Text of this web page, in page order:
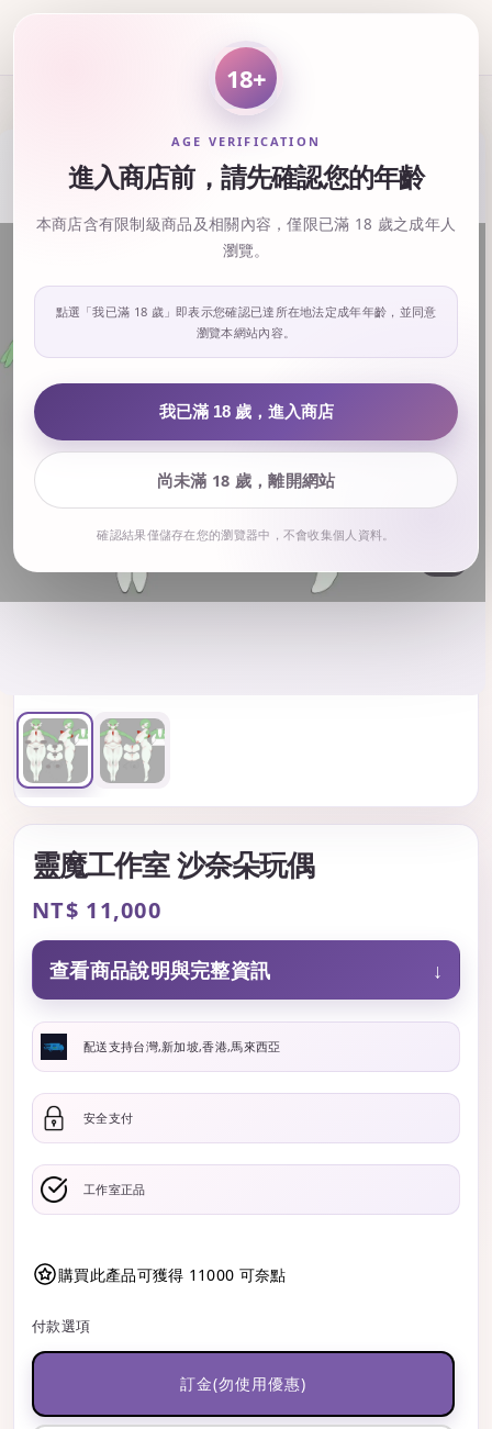
18+
AGE VERIFICATION
進入商店前，請先確認您的年齡
本商店含有限制級商品及相關內容，僅限已滿 18 歲之成年人
瀏覽。
點選「我已滿 18 歲」即表示您確認已達所在地法定成年年齡，並同意
瀏覽本網站內容。
我已滿 18 歲，進入商店
尚未滿 18 歲，離開網站
確認結果僅儲存在您的瀏覽器中，不會收集個人資料。
‹
靈魔工作室 沙奈朵玩偶
Regular
price
NT$ 11,000
查看商品說明與完整資訊 ↓
配送支持台灣,新加坡,香港,馬來西亞
安全支付
工作室正品
購買此產品可獲得 11000 可奈點
付款選項
訂金(勿使用優惠)